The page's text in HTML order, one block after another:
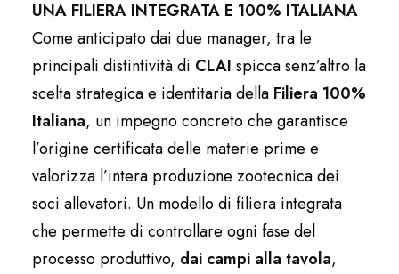
UNA FILIERA INTEGRATA E 100% ITALIANA
Come anticipato dai due manager, tra le
principali distintività di CLAI spicca senz’altro la
scelta strategica e identitaria della Filiera 100%
Italiana, un impegno concreto che garantisce
l’origine certificata delle materie prime e
valorizza l’intera produzione zootecnica dei
soci allevatori. Un modello di filiera integrata
che permette di controllare ogni fase del
processo produttivo, dai campi alla tavola,